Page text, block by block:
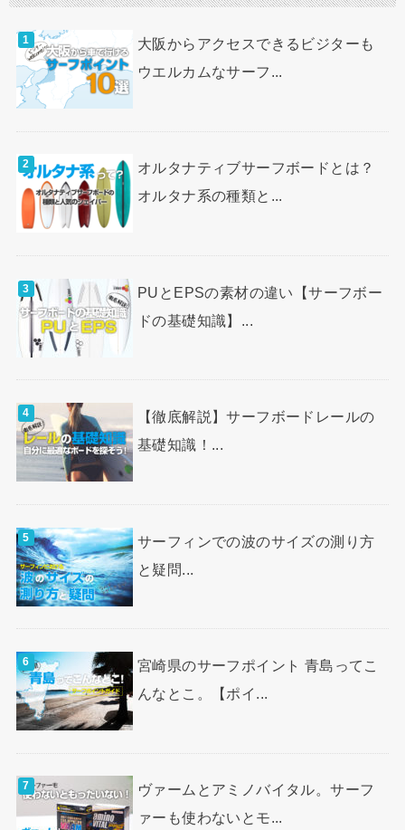
大阪からアクセスできるビジターも
ウエルカムなサーフ...
オルタナティブサーフボードとは？
オルタナ系の種類と...
PUとEPSの素材の違い【サーフボー
ドの基礎知識】...
【徹底解説】サーフボードレールの
基礎知識！...
サーフィンでの波のサイズの測り方
と疑問...
宮崎県のサーフポイント 青島ってこ
んなとこ。【ポイ...
ヴァームとアミノバイタル。サーフ
ァーも使わないとモ...